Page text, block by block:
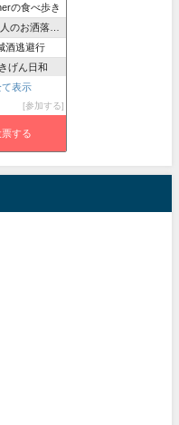
の食べ歩き
な旅とグルメ。
酒逃避行
げん日和
ルメ日記
表示
参加する
する